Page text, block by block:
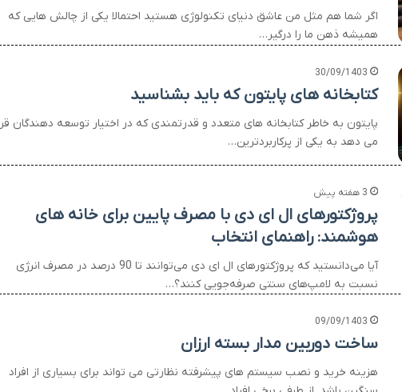
اگر شما هم مثل من عاشق دنیای تکنولوژی هستید احتمالا یکی از چالش هایی که
همیشه ذهن ما را درگیر…
30/09/1403
کتابخانه های پایتون که باید بشناسید
پایتون به خاطر کتابخانه های متعدد و قدرتمندی که در اختیار توسعه دهندگان
می دهد به یکی از پرکاربردترین…
3 هفته پیش
پروژکتورهای ال ای دی با مصرف پایین برای خانه های
هوشمند: راهنمای انتخاب
آیا می‌دانستید که پروژکتورهای ال ای دی می‌توانند تا 90 درصد در مصرف انرژی
نسبت به لامپ‌های سنتی صرفه‌جویی کنند؟…
09/09/1403
ساخت دوربین مدار بسته ارزان
هزینه خرید و نصب سیستم های پیشرفته نظارتی می تواند برای بسیاری از افراد